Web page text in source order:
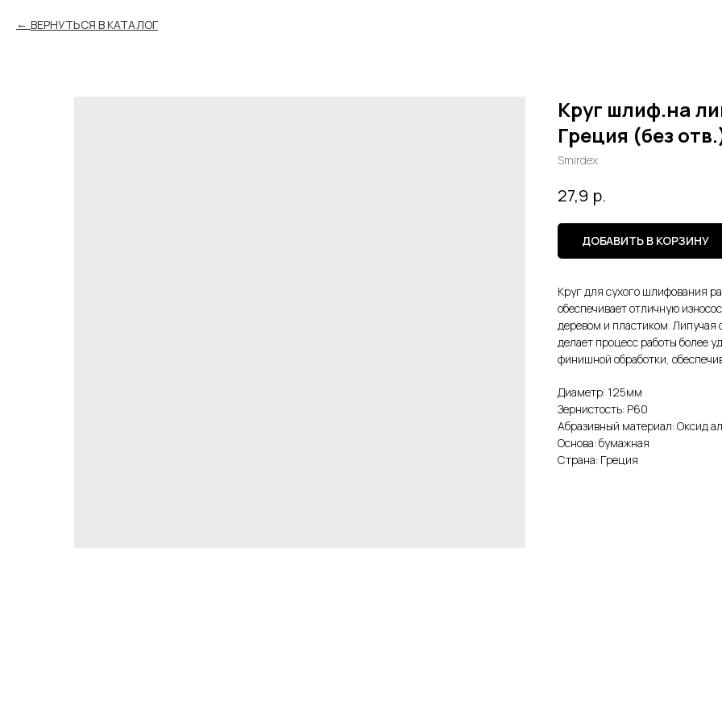
ВЕРНУТЬСЯ В КАТАЛОГ
Круг шлиф.на
Греция (без
Smirdex
27,9 р.
ДОБАВИТЬ В КОРЗИНУ
Круг для сухого шлифования
обеспечивает отличную
деревом и пластиком. Липучая
делает процесс работы более
финишной обработки,
Диаметр: 125мм
Зернистость: Р60
Абразивный материал: Оксид
Основа: бумажная
Страна: Греция